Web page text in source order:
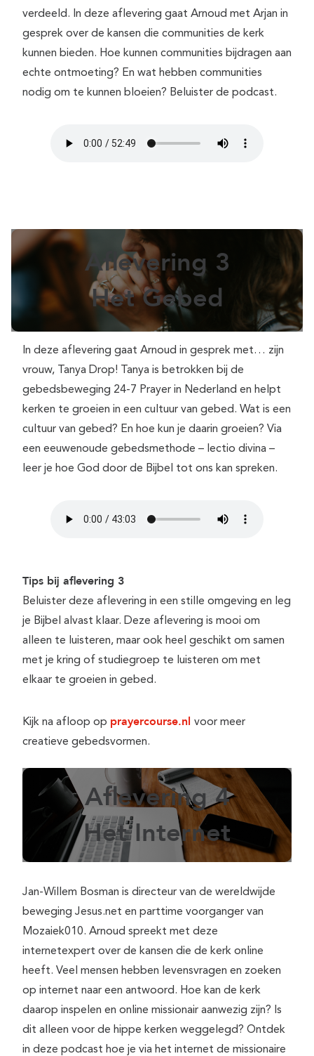
verdeeld. In deze aflevering gaat Arnoud met Arjan in
gesprek over de kansen die communities de kerk
kunnen bieden. Hoe kunnen communities bijdragen aan
echte ontmoeting? En wat hebben communities
nodig om te kunnen bloeien? Beluister de podcast.
Aflevering 3
Het Gebed
In deze aflevering gaat Arnoud in gesprek met… zijn
vrouw, Tanya Drop! Tanya is betrokken bij de
gebedsbeweging 24-7 Prayer in Nederland en helpt
kerken te groeien in een cultuur van gebed. Wat is een
cultuur van gebed? En hoe kun je daarin groeien? Via
een eeuwenoude gebedsmethode – lectio divina –
leer je hoe God door de Bijbel tot ons kan spreken.
Tips bij aflevering 3
Beluister deze aflevering in een stille omgeving en leg
je Bijbel alvast klaar. Deze aflevering is mooi om
alleen te luisteren, maar ook heel geschikt om samen
met je kring of studiegroep te luisteren om met
elkaar te groeien in gebed.
Kijk na afloop op prayercourse.nl voor meer
creatieve gebedsvormen.
Aflevering 4
Het Internet
Jan-Willem Bosman is directeur van de wereldwijde
beweging Jesus.net en parttime voorganger van
Mozaiek010. Arnoud spreekt met deze
internetexpert over de kansen die de kerk online
heeft. Veel mensen hebben levensvragen en zoeken
op internet naar een antwoord. Hoe kan de kerk
daarop inspelen en online missionair aanwezig zijn? Is
dit alleen voor de hippe kerken weggelegd? Ontdek
in deze podcast hoe je via het internet de missionaire